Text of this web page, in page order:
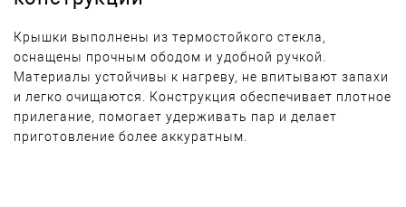
Крышки выполнены из термостойкого стекла,
оснащены прочным ободом и удобной ручкой.
Материалы устойчивы к нагреву, не впитывают запахи
и легко очищаются. Конструкция обеспечивает плотное
прилегание, помогает удерживать пар и делает
приготовление более аккуратным.